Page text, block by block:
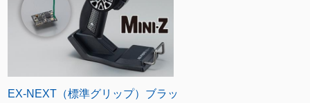
EX-NEXT（標準グリップ）ブラッ